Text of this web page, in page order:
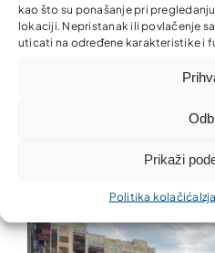
kao što su ponašanje pri
lokaciji. Nepristanak ili povlačenje
uticati na određene karakteristike i
Prikaži
Politika kolačića
Partner MKO otvorio novu